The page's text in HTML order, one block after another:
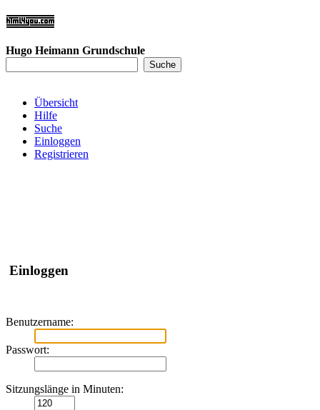
Hugo Heimann Grundschule
Übersicht
Hilfe
Suche
Einloggen
Registrieren
Einloggen
Benutzername:
Passwort:
Sitzungslänge in Minuten: